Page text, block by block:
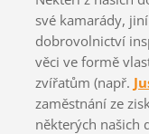
své kamarády,
dobrovolnictví
věci ve formě
zvířatům (např.
zaměstnání ze
některých našich